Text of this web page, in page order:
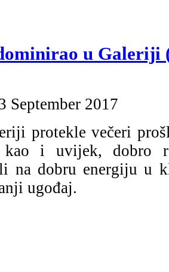
u Galeriji
September 2017
protekle večeri
kao i uvijek, dobro
na dobru energiju u
ugođaj.